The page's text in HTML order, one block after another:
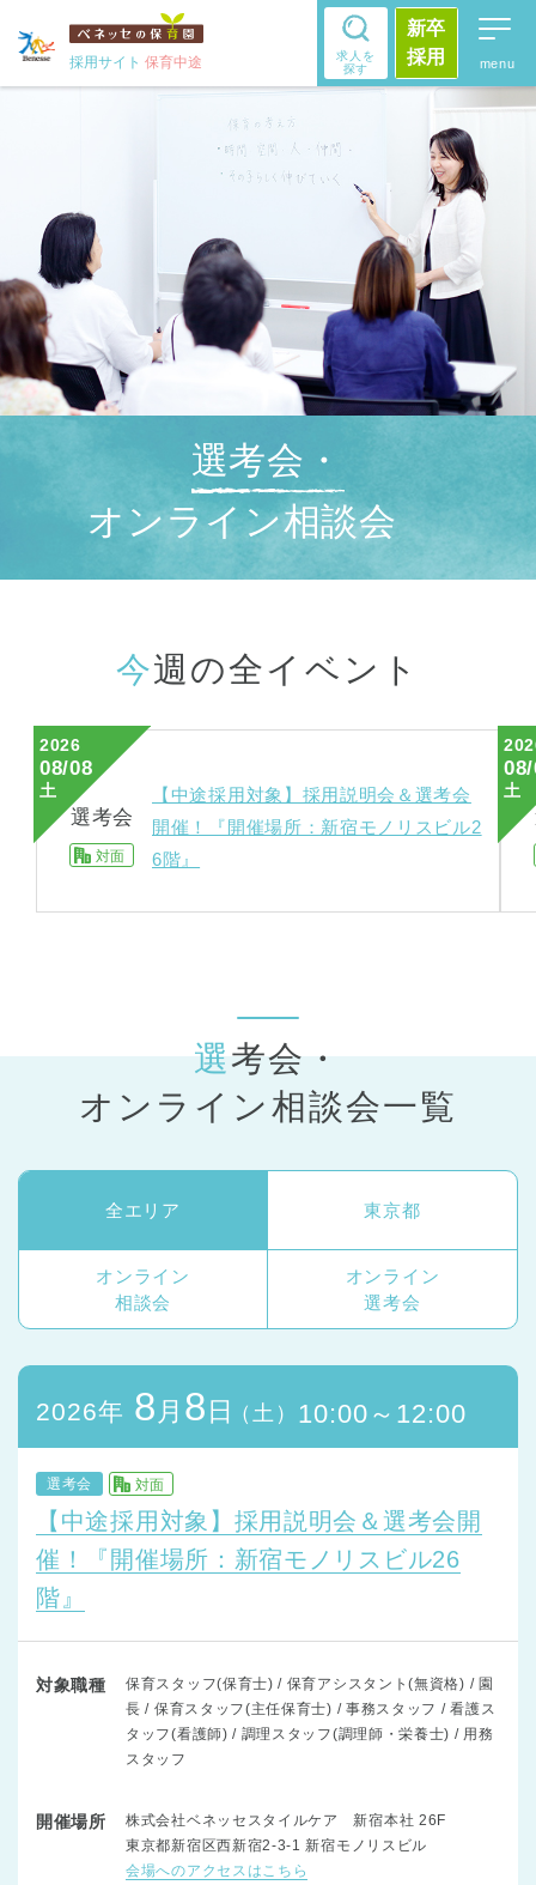
採用サイト 保育中途
求人を
探す
新卒
採用
選考会・
オンライン相談会
今週の全イベント
2026
08/08
土
選考会
対面
【中途採用対象】採用説明会＆選考会
開催！『開催場所：新宿モノリスビル2
6階』
土
選考会・
オンライン相談会一覧
全エリア 東京都
オンライン
相談会
オンライン
選考会
2026年 8 月 8 日 （土） 10:00～12:00
選考会 対面
【中途採用対象】採用説明会＆選考会開
催！『開催場所：新宿モノリスビル26
階』
対象職種
保育スタッフ(保育士) / 保育アシスタント(無資格) / 園
長 / 保育スタッフ(主任保育士) / 事務スタッフ / 看護ス
タッフ(看護師) / 調理スタッフ(調理師・栄養士) / 用務
スタッフ
開催場所
株式会社ベネッセスタイルケア 新宿本社 26F
東京都新宿区西新宿2-3-1 新宿モノリスビル
会場へのアクセスはこちら